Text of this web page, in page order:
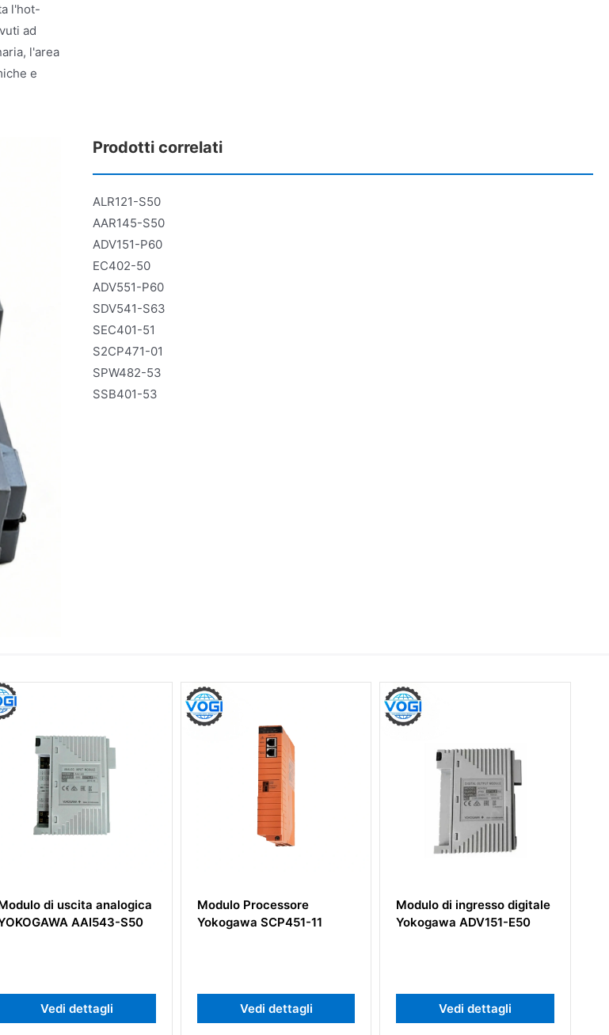
l'hot-
ad
l'area
e
Prodotti correlati
ALR121-S50
AAR145-S50
ADV151-P60
EC402-50
ADV551-P60
SDV541-S63
SEC401-51
S2CP471-01
SPW482-53
SSB401-53
Processore
SCP451-11
Vedi dettagli
Modulo di ingresso digitale
Yokogawa ADV151-E50
Vedi dettagli
Modulo unità centrale di
elaborazione Yokogawa
Vedi dettagli